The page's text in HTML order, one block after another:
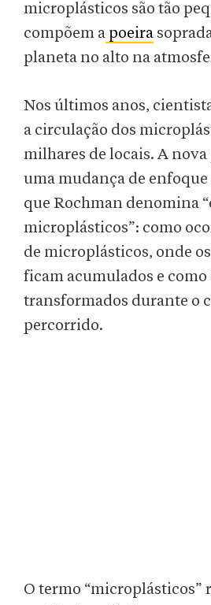
microplásticos são tão
compõem a poeira
planeta no alto na
Nos últimos anos,
a circulação dos
milhares de locais. A
uma mudança de
que Rochman denomina
microplásticos”: como
de microplásticos, onde
ficam acumulados e como
transformados durante o
percorrido.
O termo “microplásticos”